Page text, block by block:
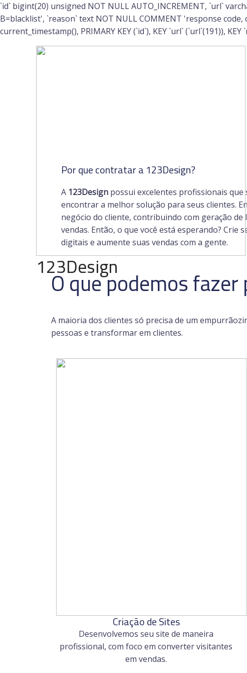
`id` bigint(20) unsigned NOT NULL AUTO_INCREMENT, `url`
B=blacklist', `reason` text NOT NULL COMMENT 'response
current_timestamp(), PRIMARY KEY (`id`), KEY `url` (`url`(191)), KEY
123Design
Por que contratar a 123Design?
A 123Design possui excelentes profissionais que
encontrar a melhor solução para seus clientes.
negócio do cliente, contribuindo com geração de
vendas. Então, o que você está esperando? Crie
digitais e aumente suas vendas com a gente.
O que podemos fazer
A maioria dos clientes só precisa de um
pessoas e transformar em clientes.
Criação de Sites
Desenvolvemos seu site de maneira
profissional, com foco em converter visitantes
em vendas.